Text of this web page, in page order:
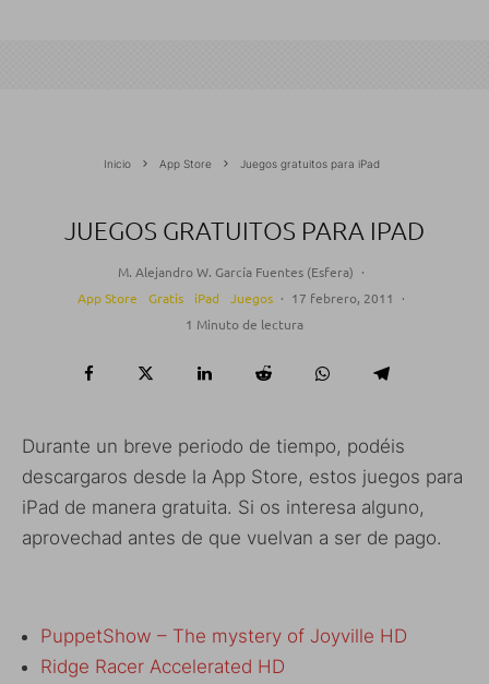
Inicio App Store Juegos gratuitos para iPad
JUEGOS GRATUITOS PARA IPAD
M. Alejandro W. García Fuentes (Esfera) ·
App Store
Gratis iPad Juegos · 17 febrero, 2011
·
1 Minuto de lectura
Durante un breve periodo de tiempo, podéis
descargaros desde la App Store, estos juegos para
iPad de manera gratuita. Si os interesa alguno,
aprovechad antes de que vuelvan a ser de pago.
PuppetShow – The mystery of Joyville HD
Ridge Racer Accelerated HD